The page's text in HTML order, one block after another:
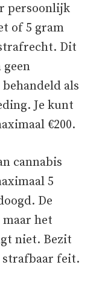
persoonlijk
of 5 gram
Dit
als
Je kunt
€200.
cannabis
5
De
het
niet. Bezit
strafbaar feit.